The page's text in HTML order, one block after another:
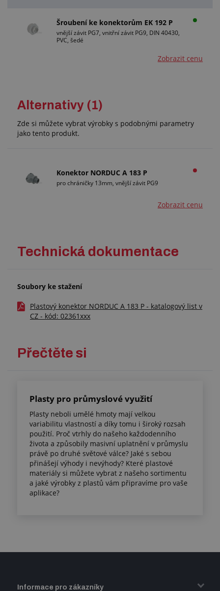
Šroubení ke konektorům EK 192 P
vnější závit PG7, vnitřní závit PG9, DIN 40430,
PVC, šedé
Zobrazit cenu
Alternativy (1)
Zde si můžete vybrat výrobky s podobnými parametry
jako tento produkt.
Konektor NORDUC A 183 P
pro chráničky 13mm, vnější závit PG9
Zobrazit cenu
Technická dokumentace
Soubory ke stažení
Plastový konektor NORDUC A 183 P - katalogový list v
CZ - kód: 02361xxx
Přečtěte si
Plasty pro průmyslové využití
Plasty neboli umělé hmoty mají velkou
variabilitu vlastností a díky tomu i široký rozsah
použití. Proč vtrhly do našeho každodenního
života a způsobily masivní uplatnění v průmyslu
právě po druhé světové válce? Jaké s sebou
přinášejí výhody i nevýhody? Které plastové
materiály si můžete vybrat z našeho sortimentu
a jaké výrobky z plastů vám připravíme pro vaše
aplikace?
Informace pro zákazníky